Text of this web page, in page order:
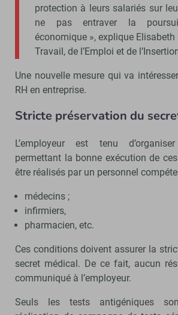
protection à leurs salariés sur
ne pas entraver la
économique », explique
Travail, de l’Emploi et de
Une nouvelle mesure qui va
RH en entreprise.
Stricte préservation du
L’employeur est tenu
permettant la bonne exécution de
être réalisés par un personnel
médecins ;
infirmiers,
pharmacien, etc.
Ces conditions doivent assurer la
secret médical. De ce fait, aucun
communiqué à l’employeur.
Seuls les tests antigéniques